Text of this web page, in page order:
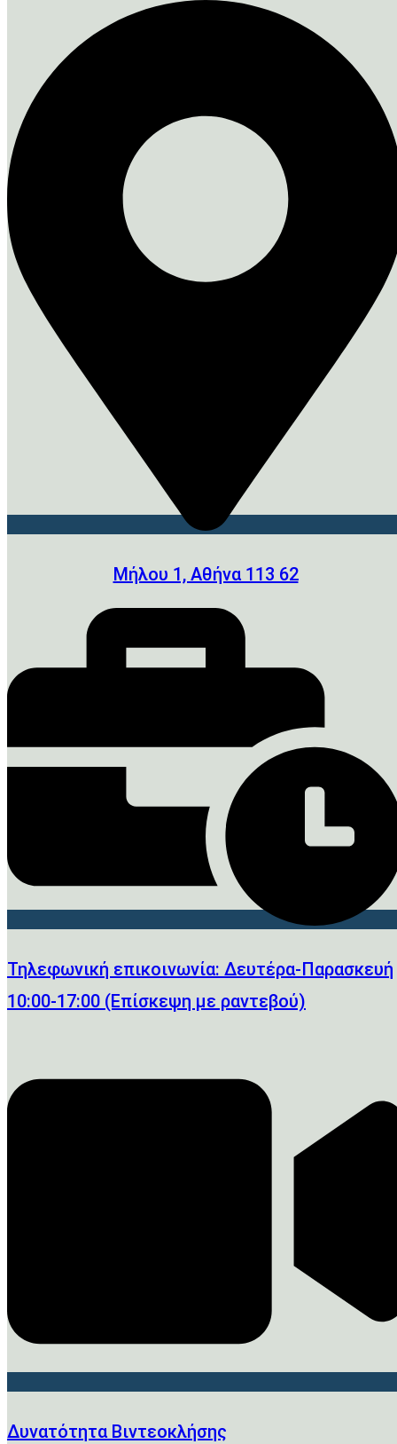
Μήλου 1, Αθήνα 113 62
Τηλεφωνική επικοινωνία: Δευτέρα-Παρασκευή
10:00-17:00 (Επίσκεψη με ραντεβού)
Δυνατότητα Βιντεοκλήσης